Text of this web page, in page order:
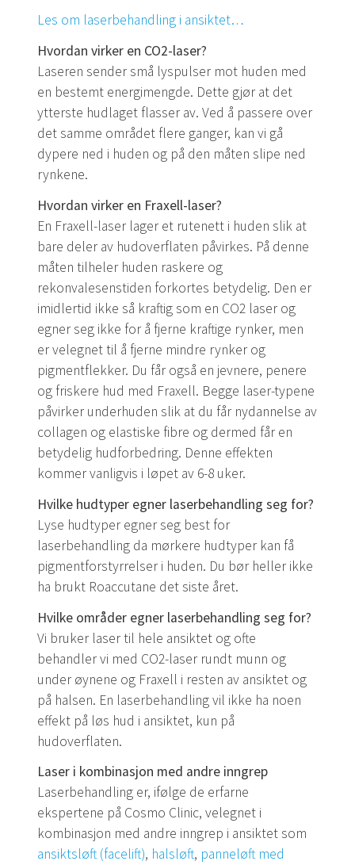
Les om laserbehandling i ansiktet…
Hvordan virker en CO2-laser?
Laseren sender små lyspulser mot huden med
en bestemt energimengde. Dette gjør at det
ytterste hudlaget flasser av. Ved å passere over
det samme området flere ganger, kan vi gå
dypere ned i huden og på den måten slipe ned
rynkene.
Hvordan virker en Fraxell-laser?
En Fraxell-laser lager et rutenett i huden slik at
bare deler av hudoverflaten påvirkes. På denne
måten tilheler huden raskere og
rekonvalesenstiden forkortes betydelig. Den er
imidlertid ikke så kraftig som en CO2 laser og
egner seg ikke for å fjerne kraftige rynker, men
er velegnet til å fjerne mindre rynker og
pigmentflekker. Du får også en jevnere, penere
og friskere hud med Fraxell. Begge laser-typene
påvirker underhuden slik at du får nydannelse av
collagen og elastiske fibre og dermed får en
betydelig hudforbedring. Denne effekten
kommer vanligvis i løpet av 6-8 uker.
Hvilke hudtyper egner laserbehandling seg for?
Lyse hudtyper egner seg best for
laserbehandling da mørkere hudtyper kan få
pigmentforstyrrelser i huden. Du bør heller ikke
ha brukt Roaccutane det siste året.
Hvilke områder egner laserbehandling seg for?
Vi bruker laser til hele ansiktet og ofte
behandler vi med CO2-laser rundt munn og
under øynene og Fraxell i resten av ansiktet og
på halsen. En laserbehandling vil ikke ha noen
effekt på løs hud i ansiktet, kun på
hudoverflaten.
Laser i kombinasjon med andre inngrep
Laserbehandling er, ifølge de erfarne
ekspertene på Cosmo Clinic, velegnet i
kombinasjon med andre inngrep i ansiktet som
ansiktsløft (facelift), halsløft, panneløft med